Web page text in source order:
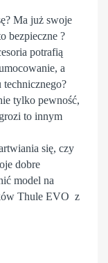
Ma już swoje
bezpieczne ?
potrafią
a
technicznego?
tylko pewność,
to innym
się, czy
dobre
model na
Thule EVO z